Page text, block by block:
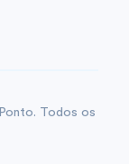
Todos os